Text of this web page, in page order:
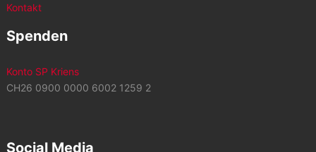
Kontakt
Spenden
Konto SP Kriens
CH26 0900 0000 6002 1259 2
Social Media